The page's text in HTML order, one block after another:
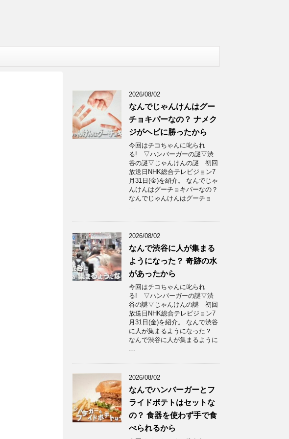
2026/08/02
なんでじゃんけんはグー
チョキパーなの？ ナメク
ジがヘビに勝ったから
今回はチコちゃんに叱られ
る! ▽ハンバーガーの謎▽渋
谷の謎▽じゃんけんの謎 初回
放送日NHK総合テレビジョン7
月31日(金)を紹介。 なんでじゃ
んけんはグーチョキパーなの？
なんでじゃんけんはグーチョ
…
2026/08/02
なんで渋谷に人が集まる
ようになった？ 奇跡の水
があったから
今回はチコちゃんに叱られ
る! ▽ハンバーガーの謎▽渋
谷の謎▽じゃんけんの謎 初回
放送日NHK総合テレビジョン7
月31日(金)を紹介。 なんで渋谷
に人が集まるようになった？
なんで渋谷に人が集まるように
…
2026/08/02
なんでハンバーガーとフ
ライドポテトはセットな
の？ 食器を使わず手で食
べられるから